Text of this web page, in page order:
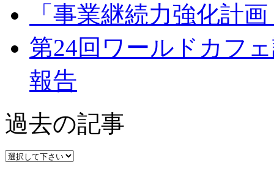
「事業継続力強化計
第24回ワールドカフ
報告
過去の記事